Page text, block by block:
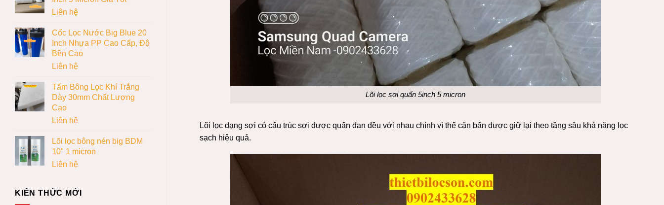
Liên hệ
Cốc Lọc Nước Big Blue 20
Inch Nhựa PP Cao Cấp, Độ
Bền Cao
Liên hệ
Tấm Bông Lọc Khí Trắng
Dày 30mm Chất Lượng
Cao
Liên hệ
Lõi lọc bông nén big BDM
10" 1 micron
Liên hệ
KIẾN THỨC MỚI
Lõi lọc sợi quấn 5inch 5 micron
Lõi lọc dạng sợi có cấu trúc sợi được quấn đan đều với nhau chính vì thế cặn bẩn được giữ lại theo tầng sâu khả năng lọc
sạch hiệu quả.